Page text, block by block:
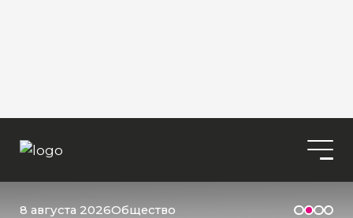
8 августа 2026Общество